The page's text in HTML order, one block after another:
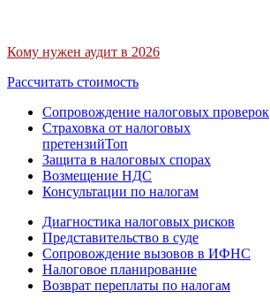
Кому нужен аудит в 2026
Рассчитать стоимость
Сопровождение налоговых проверок
Страховка от налоговых
претензийТоп
Защита в налоговых спорах
Возмещение НДС
Консультации по налогам
Диагностика налоговых рисков
Представительство в суде
Сопровождение вызовов в ИФНС
Налоговое планирование
Возврат переплаты по налогам